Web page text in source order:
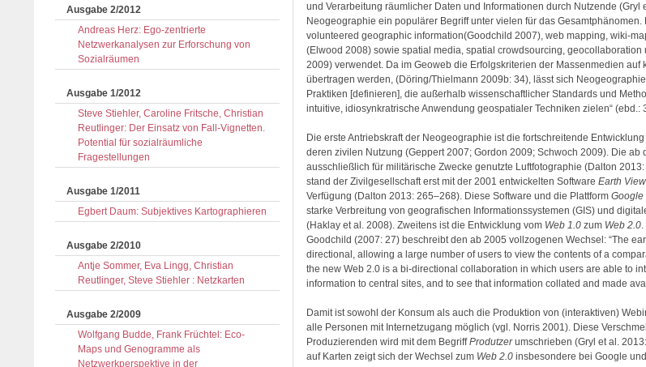
und Verarbeitung räumlicher Daten und Informationen durch Nutzende (Gryl
Neogeographie ein populärer Begriff unter vielen für das
volunteered geographic information(Goodchild 2007), web mapping, wiki-
(Elwood 2008) sowie spatial media, spatial crowdsourcing, geocollaboration
2009) verwendet. Da im Geoweb die Erfolgskriterien der Massenmedien auf
übertragen werden, (Döring/Thielmann 2009b: 34), lässt sich
Praktiken [definieren], die außerhalb wissenschaftlicher Standards und
intuitive, idiosynkratrische Anwendung geospatialer Techniken zielen“ (ebd.:
Die erste Antriebskraft der Neogeographie ist die fortschreitende
deren zivilen Nutzung (Geppert 2007; Gordon 2009; Schwoch 2009). Die ab
ausschließlich für militärische Zwecke genutzte Luftfotographie (Dalton
stand der Zivilgesellschaft erst mit der 2001 entwickelten Software Earth
Verfügung (Dalton 2013: 265–268). Diese Software und die Plattform Google
starke Verbreitung von geografischen Informationssystemen (GIS) und
(Haklay et al. 2008). Zweitens ist die Entwicklung vom Web 1.0 zum Web 2.0
Goodchild (2007: 27) beschreibt den ab 2005 vollzogenen Wechsel: “The
directional, allowing a large number of users to view the contents of a
the new Web 2.0 is a bi-directional collaboration in which users are able to
information to central sites, and to see that information collated and made
Damit ist sowohl der Konsum als auch die Produktion von (interaktiven)
alle Personen mit Internetzugang möglich (vgl. Norris 2001). Diese
Produzierenden wird mit dem BegriffProdutzerumschrieben (Gryl et al.
auf Karten zeigt sich der Wechsel zum Web 2.0 insbesondere bei Google
Ausgabe 2/2012
Andreas Herz: Ego-zentrierte
Netzwerkanalysen zur Erforschung von
Sozialräumen
Ausgabe 1/2012
Steve Stiehler, Caroline Fritsche, Christian
Reutlinger: Der Einsatz von Fall-Vignetten.
Potential für sozialräumliche
Fragestellungen
Ausgabe 1/2011
Egbert Daum: Subjektives Kartographieren
Ausgabe 2/2010
Antje Sommer, Eva Lingg, Christian
Reutlinger, Steve Stiehler : Netzkarten
Ausgabe 2/2009
Wolfgang Budde, Frank Früchtel: Eco-
Maps und Genogramme als
Netzwerkperspektive in der